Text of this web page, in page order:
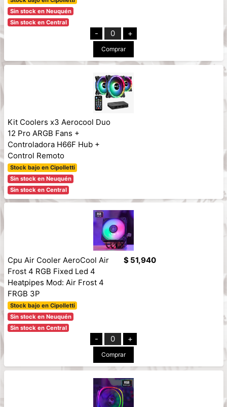
Sin stock en Neuquén
Sin stock en Central
- 0 +
Comprar
Kit Coolers x3 Aerocool Duo
12 Pro ARGB Fans +
Controladora H66F Hub +
Control Remoto
Stock bajo en Cipolletti
Sin stock en Neuquén
Sin stock en Central
Cpu Air Cooler AeroCool Air
Frost 4 RGB Fixed Led 4
Heatpipes Mod: Air Frost 4
FRGB 3P
Stock bajo en Cipolletti
Sin stock en Neuquén
Sin stock en Central
$ 51,940
- 0 +
Comprar